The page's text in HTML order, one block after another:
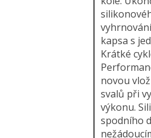
kapsa s
Krátké
novou
svalů při
výkonu.
spodního